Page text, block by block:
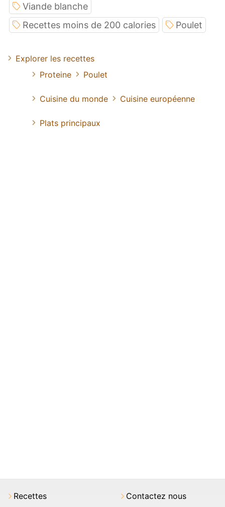
Viande blanche
Recettes moins de 200 calories
Poulet
Explorer les recettes
Proteine
Poulet
Cuisine du monde Cuisine européenne
Plats principaux
Recettes Contactez nous